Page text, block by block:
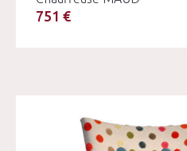
751 €